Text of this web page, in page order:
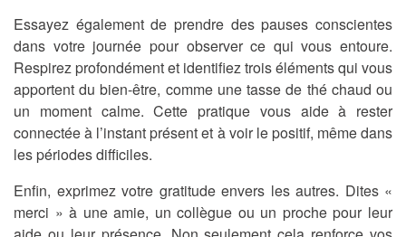
Essayez également de prendre des pauses conscientes
dans votre journée pour observer ce qui vous entoure.
Respirez profondément et identifiez trois éléments qui vous
apportent du bien-être, comme une tasse de thé chaud ou
un moment calme. Cette pratique vous aide à rester
connectée à l’instant présent et à voir le positif, même dans
les périodes difficiles.
Enfin, exprimez votre gratitude envers les autres. Dites «
merci » à une amie, un collègue ou un proche pour leur